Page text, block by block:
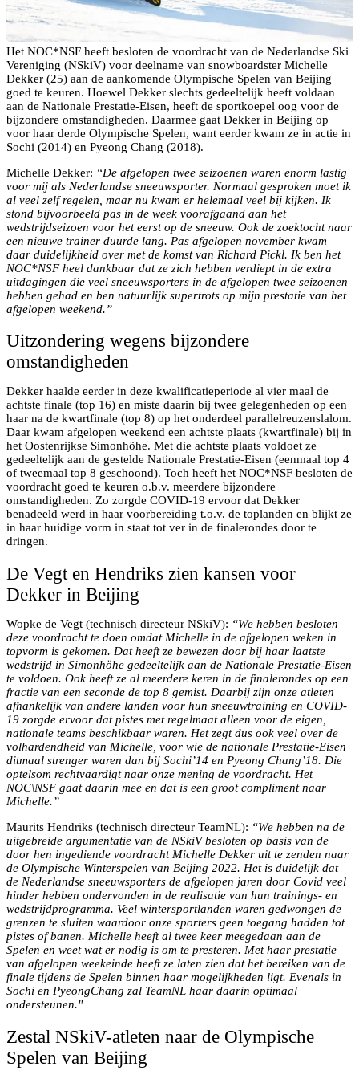
Het NOC*NSF heeft besloten de voordracht van de Nederlandse Ski
Vereniging (NSkiV) voor deelname van snowboardster Michelle
Dekker (25) aan de aankomende Olympische Spelen van Beijing
goed te keuren. Hoewel Dekker slechts gedeeltelijk heeft voldaan
aan de Nationale Prestatie-Eisen, heeft de sportkoepel oog voor de
bijzondere omstandigheden. Daarmee gaat Dekker in Beijing op
voor haar derde Olympische Spelen, want eerder kwam ze in actie in
Sochi (2014) en Pyeong Chang (2018).
Michelle Dekker: “De afgelopen twee seizoenen waren enorm lastig
voor mij als Nederlandse sneeuwsporter. Normaal gesproken moet ik
al veel zelf regelen, maar nu kwam er helemaal veel bij kijken. Ik
stond bijvoorbeeld pas in de week voorafgaand aan het
wedstrijdseizoen voor het eerst op de sneeuw. Ook de zoektocht naar
een nieuwe trainer duurde lang. Pas afgelopen november kwam
daar duidelijkheid over met de komst van Richard Pickl. Ik ben het
NOC*NSF heel dankbaar dat ze zich hebben verdiept in de extra
uitdagingen die veel sneeuwsporters in de afgelopen twee seizoenen
hebben gehad en ben natuurlijk supertrots op mijn prestatie van het
afgelopen weekend.”
Uitzondering wegens bijzondere
omstandigheden
Dekker haalde eerder in deze kwalificatieperiode al vier maal de
achtste finale (top 16) en miste daarin bij twee gelegenheden op een
haar na de kwartfinale (top 8) op het onderdeel parallelreuzenslalom.
Daar kwam afgelopen weekend een achtste plaats (kwartfinale) bij in
het Oostenrijkse Simonhöhe. Met die achtste plaats voldoet ze
gedeeltelijk aan de gestelde Nationale Prestatie-Eisen (eenmaal top 4
of tweemaal top 8 geschoond). Toch heeft het NOC*NSF besloten de
voordracht goed te keuren o.b.v. meerdere bijzondere
omstandigheden. Zo zorgde COVID-19 ervoor dat Dekker
benadeeld werd in haar voorbereiding t.o.v. de toplanden en blijkt ze
in haar huidige vorm in staat tot ver in de finalerondes door te
dringen.
De Vegt en Hendriks zien kansen voor
Dekker in Beijing
Wopke de Vegt (technisch directeur NSkiV): “We hebben besloten
deze voordracht te doen omdat Michelle in de afgelopen weken in
topvorm is gekomen. Dat heeft ze bewezen door bij haar laatste
wedstrijd in Simonhöhe gedeeltelijk aan de Nationale Prestatie-Eisen
te voldoen. Ook heeft ze al meerdere keren in de finalerondes op een
fractie van een seconde de top 8 gemist. Daarbij zijn onze atleten
afhankelijk van andere landen voor hun sneeuwtraining en COVID-
19 zorgde ervoor dat pistes met regelmaat alleen voor de eigen,
nationale teams beschikbaar waren. Het zegt dus ook veel over de
volhardendheid van Michelle, voor wie de nationale Prestatie-Eisen
ditmaal strenger waren dan bij Sochi’14 en Pyeong Chang’18. Die
optelsom rechtvaardigt naar onze mening de voordracht. Het
NOC\NSF gaat daarin mee en dat is een groot compliment naar
Michelle.”
Maurits Hendriks (technisch directeur TeamNL): “We hebben na de
uitgebreide argumentatie van de NSkiV besloten op basis van de
door hen ingediende voordracht Michelle Dekker uit te zenden naar
de Olympische Winterspelen van Beijing 2022. Het is duidelijk dat
de Nederlandse sneeuwsporters de afgelopen jaren door Covid veel
hinder hebben ondervonden in de realisatie van hun trainings- en
wedstrijdprogramma. Veel wintersportlanden waren gedwongen de
grenzen te sluiten waardoor onze sporters geen toegang hadden tot
pistes of banen. Michelle heeft al twee keer meegedaan aan de
Spelen en weet wat er nodig is om te presteren. Met haar prestatie
van afgelopen weekeinde heeft ze laten zien dat het bereiken van de
finale tijdens de Spelen binnen haar mogelijkheden ligt. Evenals in
Sochi en PyeongChang zal TeamNL haar daarin optimaal
ondersteunen."
Zestal NSkiV-atleten naar de Olympische
Spelen van Beijing